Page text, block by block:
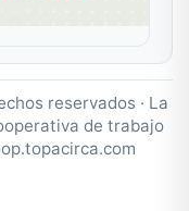
reservados · La
de trabajo